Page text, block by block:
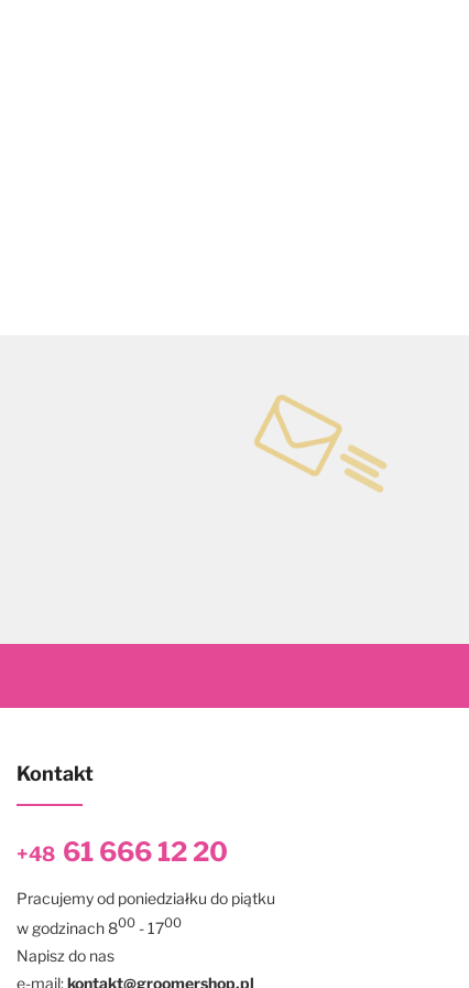
Kontakt
+48 61 666 12 20
Pracujemy od poniedziałku do piątku
w godzinach 800 - 1700
Napisz do nas
e-mail:kontakt@groomershop.pl